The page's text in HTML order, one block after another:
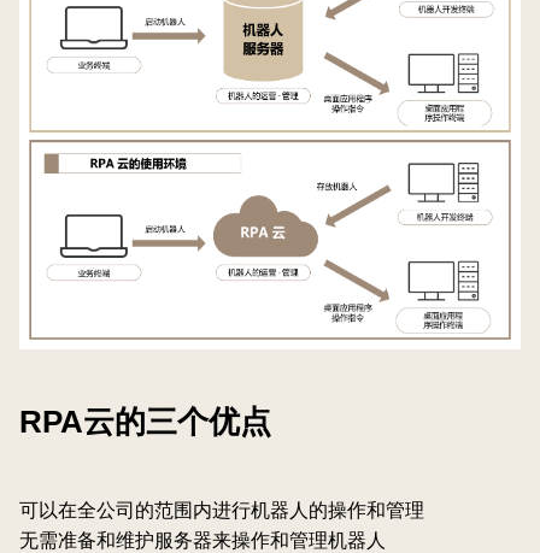
RPA云的三个优点
可以在全公司的范围内进行机器人的操作和管理
无需准备和维护服务器来操作和管理机器人